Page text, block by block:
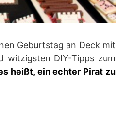
Geburtstag an Deck mit
witzigsten DIY-Tipps zum
heißt, ein echter Pirat zu